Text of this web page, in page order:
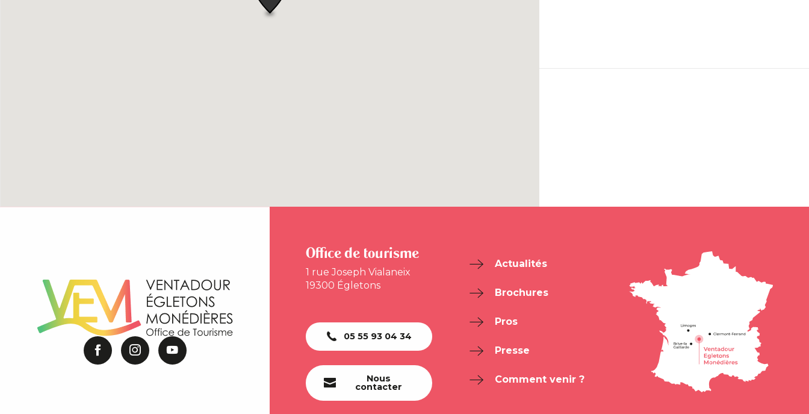
Office de tourisme
1 rue Joseph Vialaneix
19300 Égletons
05 55 93 04 34
Nous
contacter
Actualités
Brochures
Pros
Presse
Comment venir ?